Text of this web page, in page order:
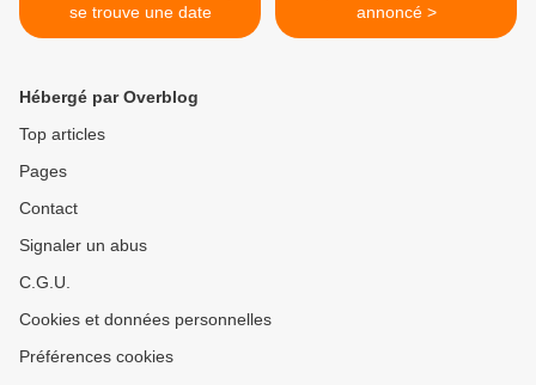
se trouve une date
annoncé >
Hébergé par Overblog
Top articles
Pages
Contact
Signaler un abus
C.G.U.
Cookies et données personnelles
Préférences cookies